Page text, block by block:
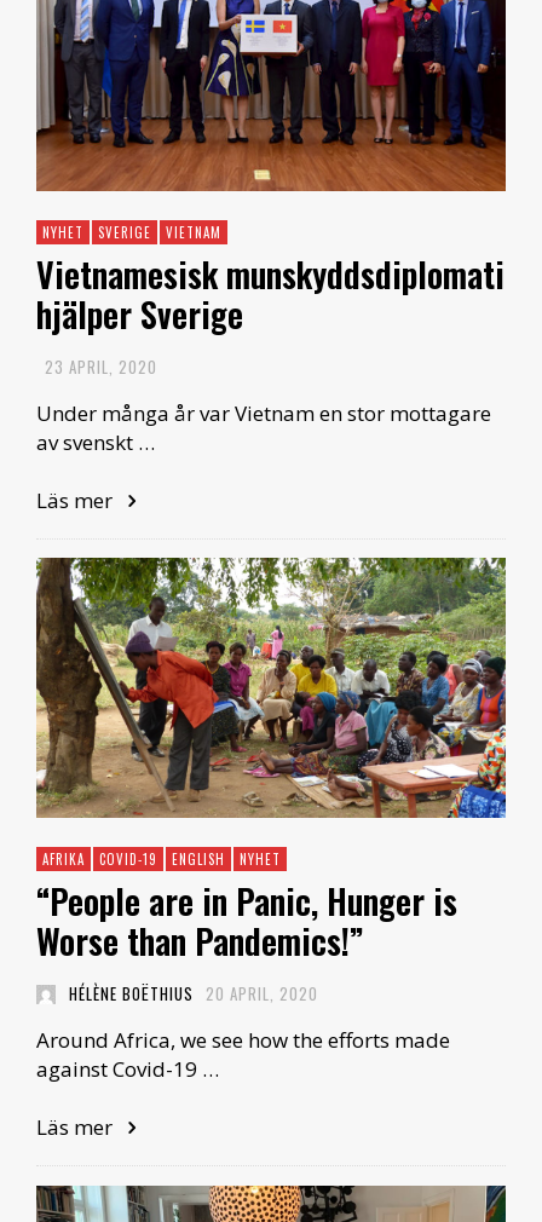
NYHET SVERIGE VIETNAM
Vietnamesisk munskyddsdiplomati
hjälper Sverige
23 APRIL, 2020
Under många år var Vietnam en stor mottagare
av svenskt …
Läs mer
AFRIKA COVID-19 ENGLISH NYHET
“People are in Panic, Hunger is
Worse than Pandemics!”
HÉLÈNE BOËTHIUS 20 APRIL, 2020
Around Africa, we see how the efforts made
against Covid-19 …
Läs mer